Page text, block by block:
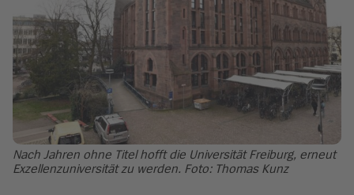
Nach Jahren ohne Titel hofft die Universität Freiburg, erneut
Exzellenzuniversität zu werden. Foto: Thomas Kunz